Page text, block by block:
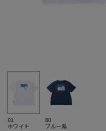
01
ホワイト
80
ブルー系